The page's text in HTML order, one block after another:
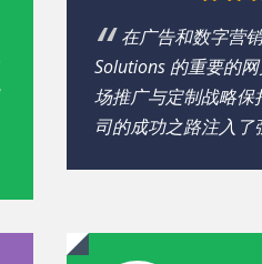
在广告和数字营
Solutions 的重要的
场推广与定制战略保
司的成功之路注入了